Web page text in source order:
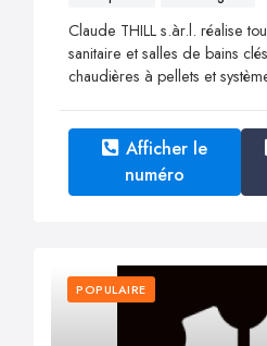
Claude THILL s.àr.l. réalise
sanitaire et salles de bains
chaudières à pellets et
Afficher le
numéro
POPULAIRE